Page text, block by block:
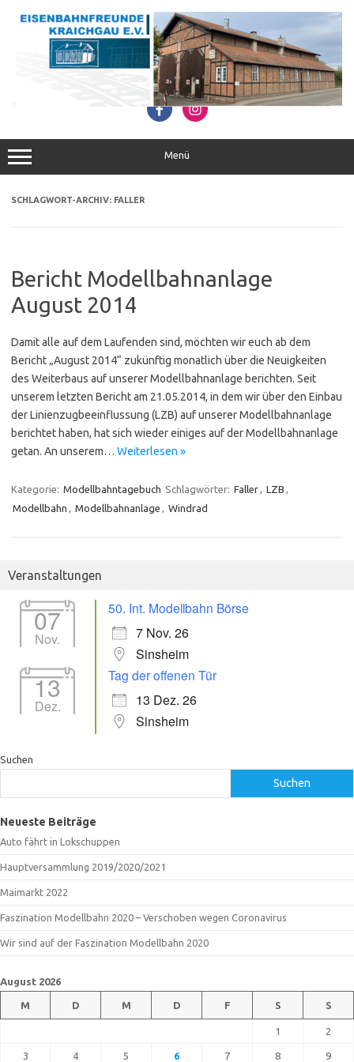
Inhalt
springen
Menü
SCHLAGWORT-ARCHIV: FALLER
Bericht Modellbahnanlage
August 2014
Damit alle auf dem Laufenden sind, möchten wir euch ab dem
Bericht „August 2014“ zukünftig monatlich über die Neuigkeiten
des Weiterbaus auf unserer Modellbahnanlage berichten. Seit
unserem letzten Bericht am 21.05.2014, in dem wir über den Einbau
der Linienzugbeeinflussung (LZB) auf unserer Modellbahnanlage
berichtet haben, hat sich wieder einiges auf der Modellbahnanlage
getan. An unserem… Weiterlesen »
Kategorie: Modellbahntagebuch Schlagwörter: Faller, LZB ,
Modellbahn , Modellbahnanlage , Windrad
Veranstaltungen
07
Nov.
50. Int. Modellbahn Börse
7 Nov. 26
Sinsheim
13
Dez.
Tag der offenen Tür
13 Dez. 26
Sinsheim
Suchen
Suchen
Neueste Beiträge
Auto fährt in Lokschuppen
Hauptversammlung 2019/2020/2021
Maimarkt 2022
Faszination Modellbahn 2020 – Verschoben wegen Coronavirus
Wir sind auf der Faszination Modellbahn 2020
August 2026
M D M D F S S
1 2
3 4 5 6 7 8 9